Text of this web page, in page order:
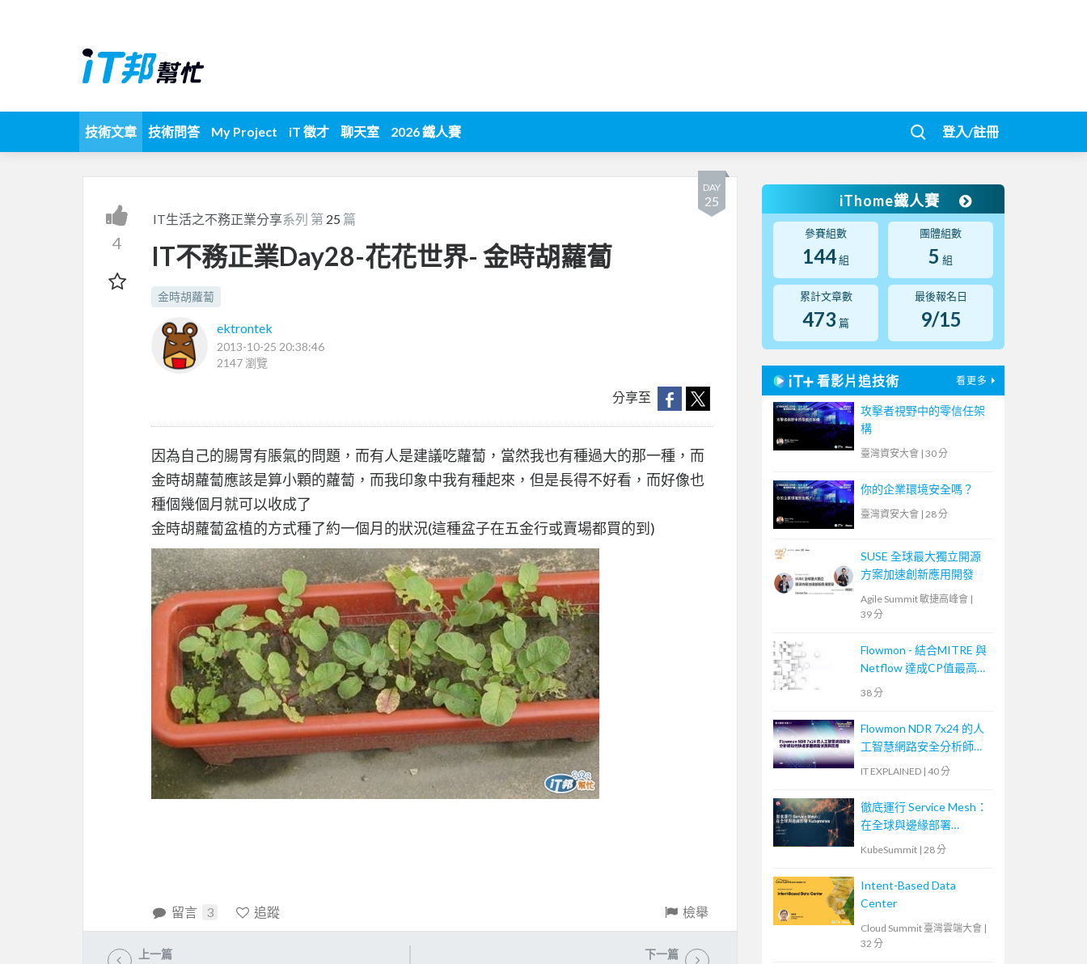
技術文章 技術問答 My Project iT 徵才 聊天室 2026 鐵人賽 登入/註冊
DAY
25
4
IT生活之不務正業分享系列 第 25 篇
IT不務正業Day28-花花世界- 金時胡蘿蔔
金時胡蘿蔔
ektrontek
2013-10-25 20:38:46
2147 瀏覽
分享至
因為自己的腸胃有脹氣的問題，而有人是建議吃蘿蔔，當然我也有種過大的那一種，而
金時胡蘿蔔應該是算小顆的蘿蔔，而我印象中我有種起來，但是長得不好看，而好像也
種個幾個月就可以收成了
金時胡蘿蔔盆植的方式種了約一個月的狀況(這種盆子在五金行或賣場都買的到)
留言 3 追蹤 檢舉
上一篇 下一篇
iThome鐵人賽
參賽組數
144組
團體組數
5 組
累計文章數
473 篇
最後報名日
9/15
看影片追技術 看更多
攻擊者視野中的零信任架
構
臺灣資安大會 | 30 分
你的企業環境安全嗎？
臺灣資安大會 | 28 分
SUSE 全球最大獨立開源
方案加速創新應用開發
Agile Summit 敏捷高峰會 |
39 分
Flowmon - 結合MITRE 與
Netflow 達成CP值最高的
資安事件應變手段
38 分
Flowmon NDR 7x24 的人
工智慧網路安全分析師如
何快速掌握網路偵測與回
IT EXPLAINED | 40 分
徹底運行 Service Mesh：
在全球與邊緣部署
KubeSummit | 28 分
Intent-Based Data
Center
Cloud Summit 臺灣雲端大會 |
32 分